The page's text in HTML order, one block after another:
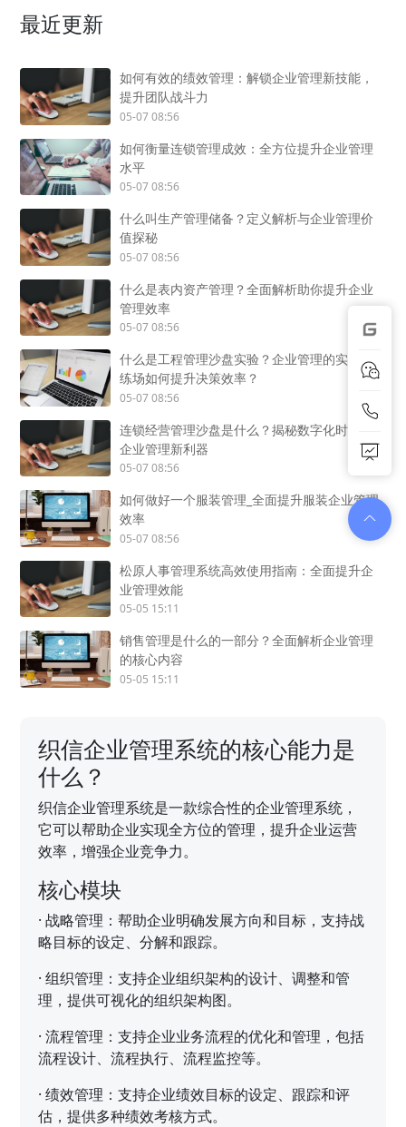
最近更新
如何有效的绩效管理：解锁企业管理新技能，
提升团队战斗力
05-07 08:56
如何衡量连锁管理成效：全方位提升企业管理
水平
05-07 08:56
什么叫生产管理储备？定义解析与企业管理价
值探秘
05-07 08:56
什么是表内资产管理？全面解析助你提升企业
管理效率
05-07 08:56
什么是工程管理沙盘实验？企业管理的实战演
练场如何提升决策效率？
05-07 08:56
连锁经营管理沙盘是什么？揭秘数字化时代的
企业管理新利器
05-07 08:56
如何做好一个服装管理_全面提升服装企业管理
效率
05-07 08:56
松原人事管理系统高效使用指南：全面提升企
业管理效能
05-05 15:11
销售管理是什么的一部分？全面解析企业管理
的核心内容
05-05 15:11
织信企业管理系统的核心能力是
什么？
织信企业管理系统是一款综合性的企业管理系统，
它可以帮助企业实现全方位的管理，提升企业运营
效率，增强企业竞争力。
核心模块
·战略管理：帮助企业明确发展方向和目标，支持战
略目标的设定、分解和跟踪。
·组织管理：支持企业组织架构的设计、调整和管
理，提供可视化的组织架构图。
·流程管理：支持企业业务流程的优化和管理，包括
流程设计、流程执行、流程监控等。
·绩效管理：支持企业绩效目标的设定、跟踪和评
估，提供多种绩效考核方式。